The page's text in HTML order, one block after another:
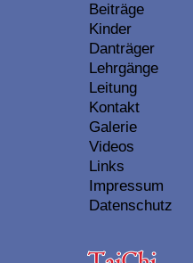
Beiträge
Kinder
Danträger
Lehrgänge
Leitung
Kontakt
Galerie
Videos
Links
Impressum
Datenschutz